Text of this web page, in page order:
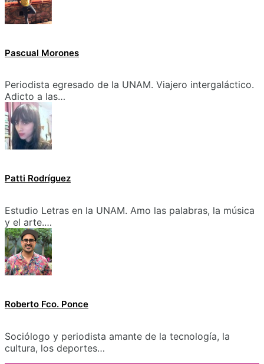
Pascual Morones
Periodista egresado de la UNAM. Viajero intergaláctico.
Adicto a las…
Patti Rodríguez
Estudio Letras en la UNAM. Amo las palabras, la música
y el arte.…
Roberto Fco. Ponce
Sociólogo y periodista amante de la tecnología, la
cultura, los deportes…